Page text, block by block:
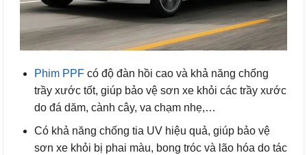
Phim PPFcó độ đàn hồi cao và khả năng chống
trầy xước tốt, giúp bảo vệ sơn xe khỏi các trầy xước
do đá dăm, cành cây, va chạm nhẹ,…
Có khả năng chống tia UV hiệu quả, giúp bảo vệ
sơn xe khỏi bị phai màu, bong tróc và lão hóa do tác